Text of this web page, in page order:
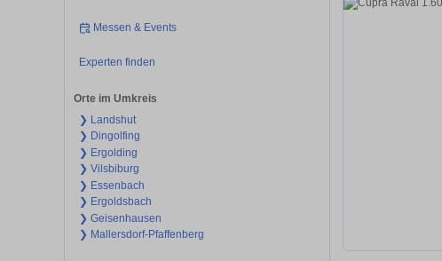
Messen & Events
Experten finden
Orte im Umkreis
❯ Landshut
❯ Dingolfing
❯ Ergolding
❯ Vilsbiburg
❯ Essenbach
❯ Ergoldsbach
❯ Geisenhausen
❯ Mallersdorf-Pfaffenberg